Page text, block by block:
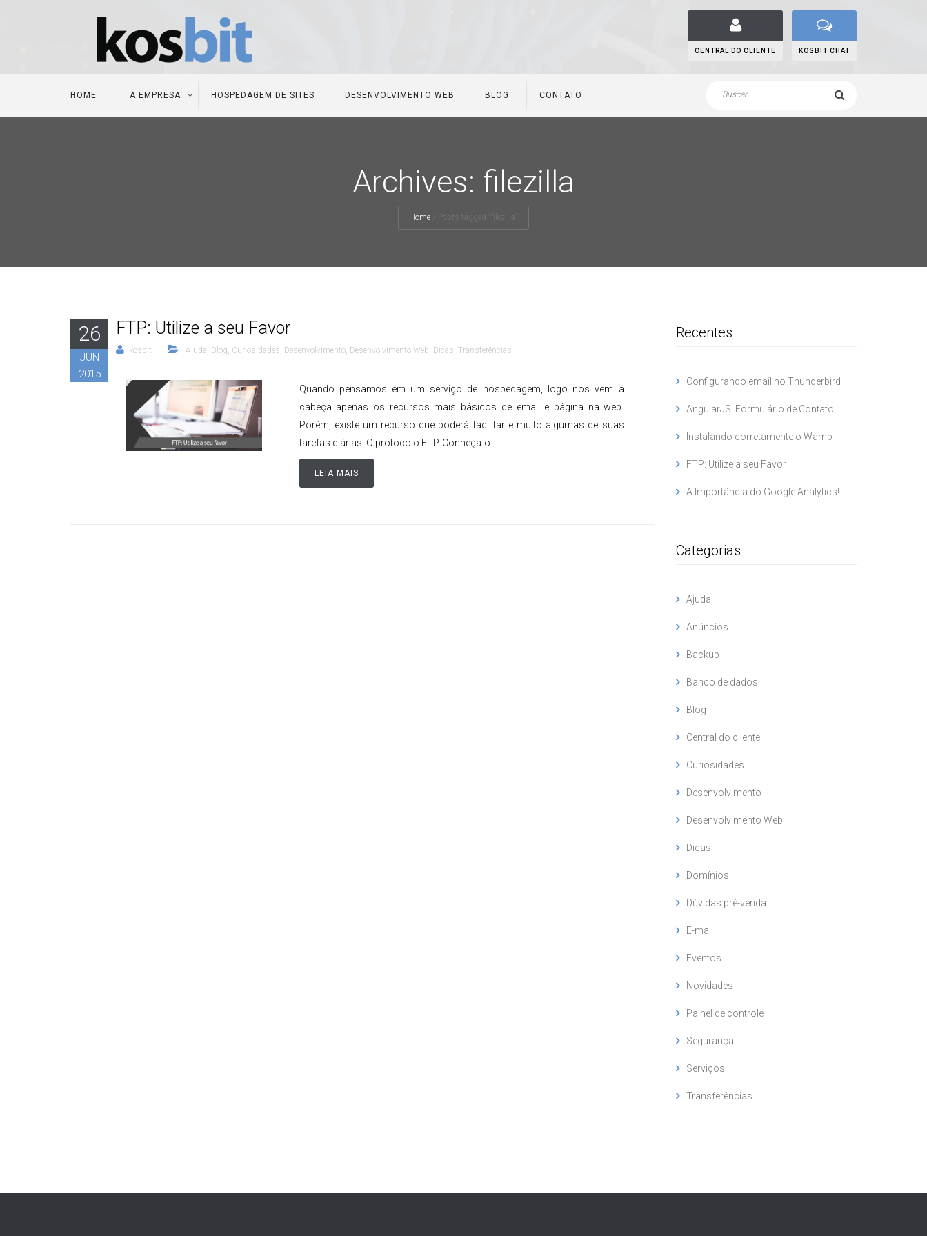
CENTRAL DO CLIENTE KOSBIT CHAT
HOME A EMPRESA HOSPEDAGEM DE SITES DESENVOLVIMENTO WEB BLOG CONTATO
Archives: filezilla
Home Posts tagged "filezilla"
26
JUN
2015
FTP: Utilize a seu Favor
kosbit Ajuda, Blog, Curiosidades, Desenvolvimento, Desenvolvimento Web, Dicas, Transferências
Quando pensamos em um serviço de hospedagem, logo nos vem a
cabeça apenas os recursos mais básicos de email e página na web.
Porém, existe um recurso que poderá facilitar e muito algumas de suas
tarefas diárias: O protocolo FTP. Conheça-o.
LEIA MAIS
Recentes
Configurando email no Thunderbird
AngularJS: Formulário de Contato
Instalando corretamente o Wamp
FTP: Utilize a seu Favor
A Importância do Google Analytics!
Categorias
Ajuda
Anúncios
Backup
Banco de dados
Blog
Central do cliente
Curiosidades
Desenvolvimento
Desenvolvimento Web
Dicas
Domínios
Dúvidas pré-venda
E-mail
Eventos
Novidades
Painel de controle
Segurança
Serviços
Transferências